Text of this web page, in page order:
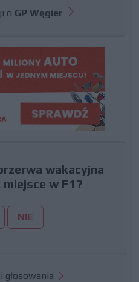
o GP Węgier
wakacyjna
w F1?
NIE
głosowania